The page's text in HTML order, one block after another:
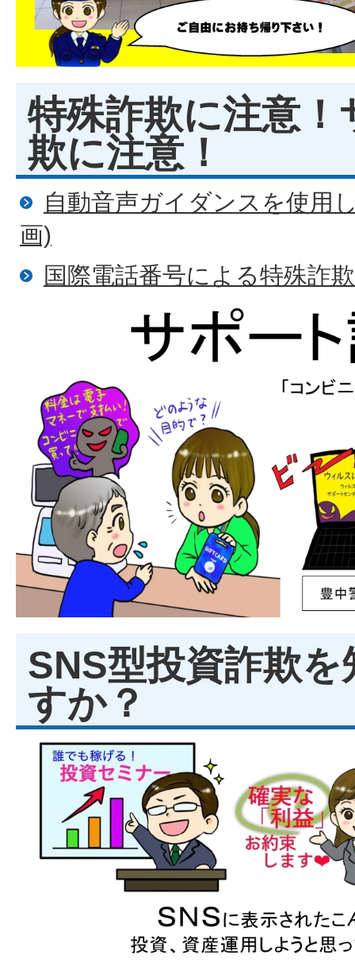
特殊詐欺に注意！
欺に注意！
自動音声ガイダンスを使用
画)
国際電話番号による特殊詐
SNS型投資詐欺
すか？